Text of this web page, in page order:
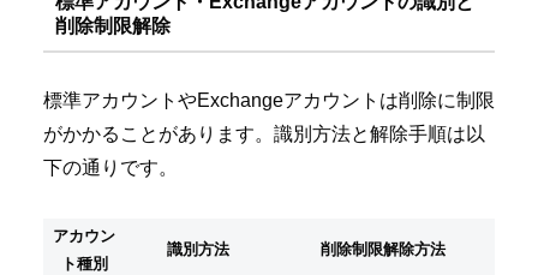
削除制限解除
標準アカウントやExchangeアカウントは削除に制限
がかかることがあります。識別方法と解除手順は以
下の通りです。
アカウン
ト種別
識別方法 削除制限解除方法